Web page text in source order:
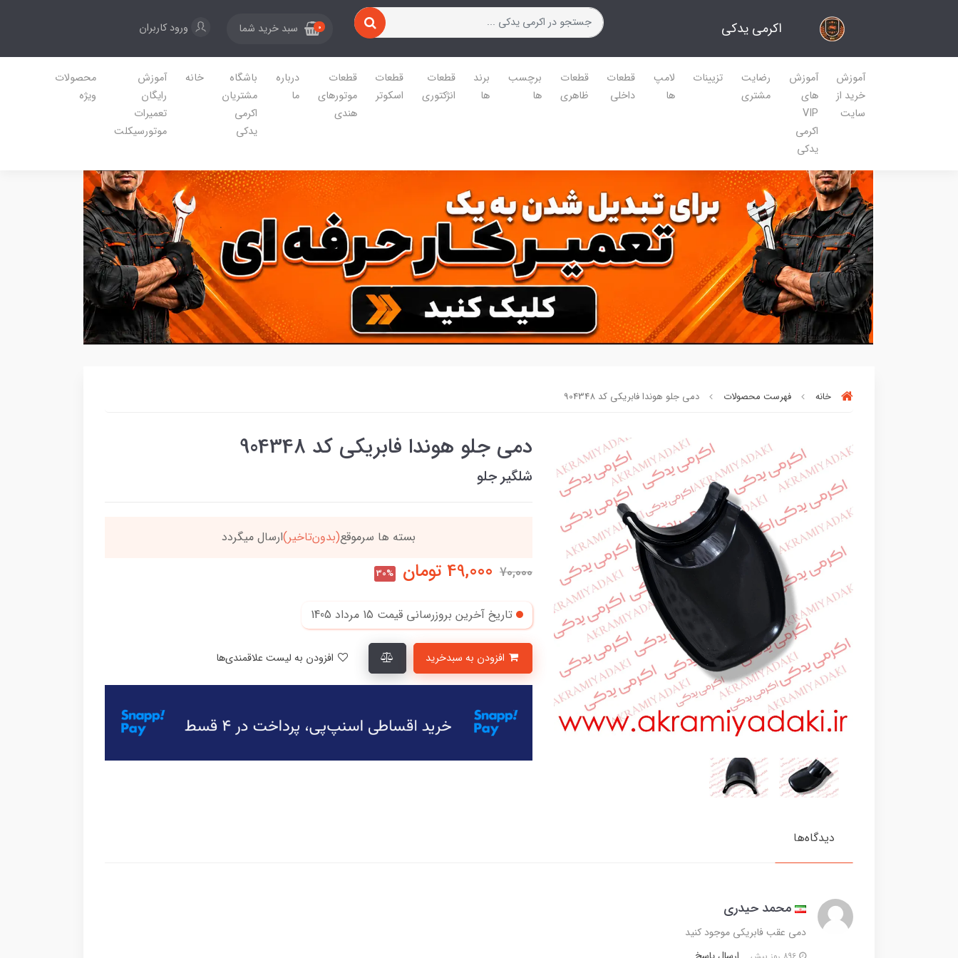
اکرمی یدکی 0 سبد خرید شما ورود کاربران
آموزش
خرید از
سایت
آموزش
های
VIP
اکرمی
یدکی
رضایت
مشتری
تزیینات
لامپ
ها
قطعات
داخلی
قطعات
ظاهری
برچسب
ها
برند
ها
قطعات
انژکتوری
قطعات
اسکوتر
قطعات
موتورهای
هندی
درباره
ما
باشگاه
مشتریان
اکرمی
یدکی
خانه
آموزش
رایگان
تعمیرات
موتورسیکلت
محصولات
ویژه
خانه فهرست محصولات دمی جلو هوندا فابریکی کد 904348
دمی جلو هوندا فابریکی کد 904348
شلگیر جلو
بسته ها سرموقع(بدون‌تاخیر)ارسال میگردد خریدتو به5میلیون برسون،ارسالت‌رایگانه
70,000
49,000 تومان 30%
تاریخ آخرین بروزرسانی قیمت 15 مرداد 1405
دیدگاه‌ها
محمد حیدری
دمی عقب فابریکی موجود کنید